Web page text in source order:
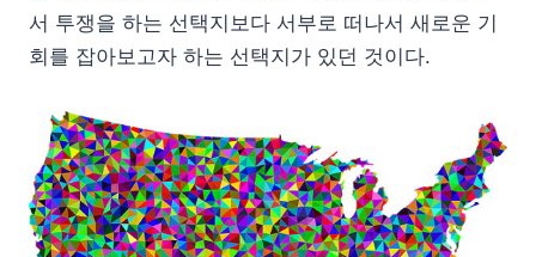
서 투쟁을 하는 선택지보다 서부로 떠나서 새로운 기
회를 잡아보고자 하는 선택지가 있던 것이다.